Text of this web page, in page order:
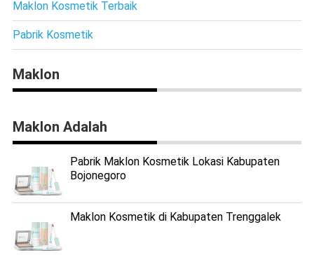
Maklon Kosmetik Terbaik
Pabrik Kosmetik
Maklon
Maklon Adalah
Pabrik Maklon Kosmetik Lokasi Kabupaten
Bojonegoro
Maklon Kosmetik di Kabupaten Trenggalek